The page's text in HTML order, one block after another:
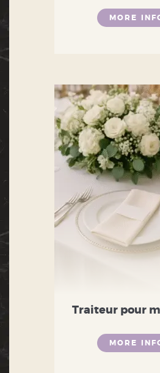
MORE
Traiteur pour
MORE